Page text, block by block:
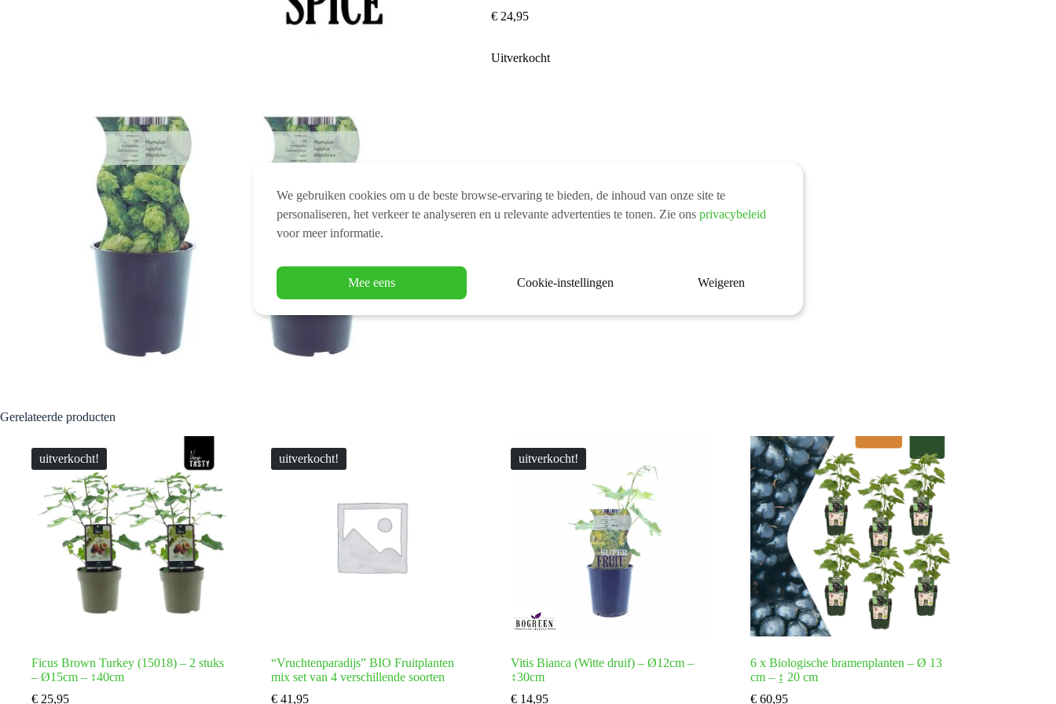
€24,95
Uitverkocht
Gerelateerde producten
uitverkocht!
Ficus Brown Turkey (15018) – 2 stuks
– Ø15cm – ↕40cm
€ 25,95
uitverkocht!
“Vruchtenparadijs” BIO Fruitplanten
mix set van 4 verschillende soorten
€41,95
uitverkocht!
Vitis Bianca (Witte druif) – Ø12cm –
↕30cm
€14,95
6 x Biologische bramenplanten – Ø 13
cm – ↨ 20 cm
€60,95
We gebruiken cookies om u de beste browse-ervaring te bieden, de inhoud van onze site te
personaliseren, het verkeer te analyseren en u relevante advertenties te tonen. Zie ons privacybeleid
voor meer informatie.
Mee eens Cookie-instellingen Weigeren